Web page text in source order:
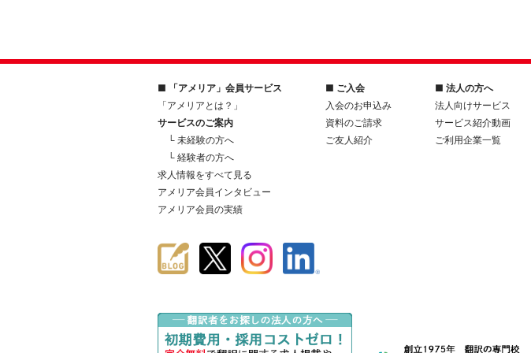
■ 「アメリア」会員サービス
「アメリアとは？」
サービスのご案内
└ 未経験の方へ
└ 経験者の方へ
求人情報をすべて見る
アメリア会員インタビュー
アメリア会員の実績
■ ご入会
入会のお申込み
資料のご請求
ご友人紹介
■ 法人の方へ
法人向けサービス
サービス紹介動画
ご利用企業一覧